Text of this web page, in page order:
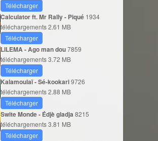
Télécharger
Calculator ft. Mr Rally - Piqué 1934
téléchargements2.61 MB
Télécharger
LILEMA - Ago man dou7859
téléchargements3.72 MB
Télécharger
Kalamoulaï - Sé-kookari9726
téléchargements2.88 MB
Télécharger
Swite Monde - Édjè gladja 8215
téléchargements3.81 MB
Télécharger